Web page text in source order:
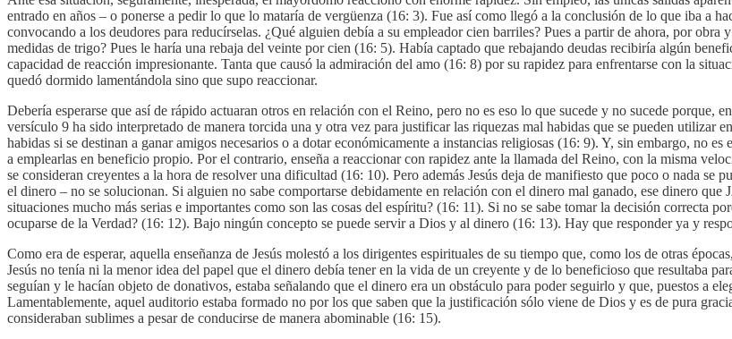
entrado en años – o ponerse a pedir lo que lo mataría de vergüenza (16: 3). Fue así como llegó a la conclusión de lo que iba a
convocando a los deudores para reducírselas. ¿Qué alguien debía a su empleador cien barriles? Pues a partir de ahora, por
medidas de trigo? Pues le haría una rebaja del veinte por cien (16: 5). Había captado que rebajando deudas recibiría algún
capacidad de reacción impresionante. Tanta que causó la admiración del amo (16: 8) por su rapidez para enfrentarse con la
quedó dormido lamentándola sino que supo reaccionar.
Debería esperarse que así de rápido actuaran otros en relación con el Reino, pero no es eso lo que sucede y no sucede porque,
versículo 9 ha sido interpretado de manera torcida una y otra vez para justificar las riquezas mal habidas que se pueden utilizar
habidas si se destinan a ganar amigos necesarios o a dotar económicamente a instancias religiosas (16: 9). Y, sin embargo, no
a emplearlas en beneficio propio. Por el contrario, enseña a reaccionar con rapidez ante la llamada del Reino, con la misma
se consideran creyentes a la hora de resolver una dificultad (16: 10). Pero además Jesús deja de manifiesto que poco o nada
el dinero – no se solucionan. Si alguien no sabe comportarse debidamente en relación con el dinero mal ganado, ese dinero
situaciones mucho más serias e importantes como son las cosas del espíritu? (16: 11). Si no se sabe tomar la decisión correcta
ocuparse de la Verdad? (16: 12). Bajo ningún concepto se puede servir a Dios y al dinero (16: 13). Hay que responder ya y
Como era de esperar, aquella enseñanza de Jesús molestó a los dirigentes espirituales de su tiempo que, como los de otras
Jesús no tenía ni la menor idea del papel que el dinero debía tener en la vida de un creyente y de lo beneficioso que resultaba
seguían y le hacían objeto de donativos, estaba señalando que el dinero era un obstáculo para poder seguirlo y que, puestos a
Lamentablemente, aquel auditorio estaba formado no por los que saben que la justificación sólo viene de Dios y es de pura
consideraban sublimes a pesar de conducirse de manera abominable (16: 15).